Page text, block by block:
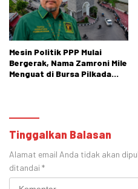
Mesin Politik PPP Mulai
Bergerak, Nama Zamroni Mile
Menguat di Bursa Pilkada
Tinggalkan Balasan
Alamat email Anda tidak akan
ditandai *